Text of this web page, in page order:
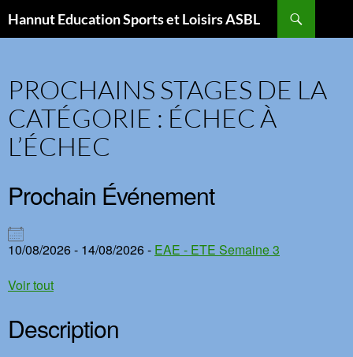
auHannut Education Sports et Loisirs ASBL
PROCHAINS STAGES DE LA
CATÉGORIE : ÉCHEC À
L’ÉCHEC
Prochain Événement
10/08/2026 - 14/08/2026 - EAE - ETE Semaine 3
Voir tout
Description